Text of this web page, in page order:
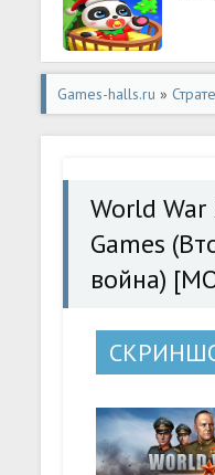
Games-halls.ru »
Strategy Games
World
Games
война)